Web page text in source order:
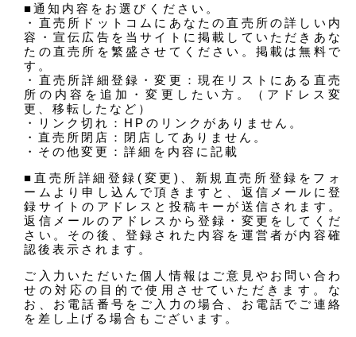
■通知内容をお選びください。
・直売所ドットコムにあなたの直売所の詳しい内
容・宣伝広告を当サイトに掲載していただきあな
たの直売所を繁盛させてください。掲載は無料で
す。
・直売所詳細登録・変更：現在リストにある直売
所の内容を追加・変更したい方。（アドレス変
更、移転したなど）
・リンク切れ：HPのリンクがありません。
・直売所閉店：閉店してありません。
・その他変更：詳細を内容に記載
■直売所詳細登録(変更)、新規直売所登録をフォ
ームより申し込んで頂きますと、返信メールに登
録サイトのアドレスと投稿キーが送信されます。
返信メールのアドレスから登録・変更をしてくだ
さい。その後、登録された内容を運営者が内容確
認後表示されます。
ご入力いただいた個人情報はご意見やお問い合わ
せの対応の目的で使用させていただきます。な
お、お電話番号をご入力の場合、お電話でご連絡
を差し上げる場合もございます。